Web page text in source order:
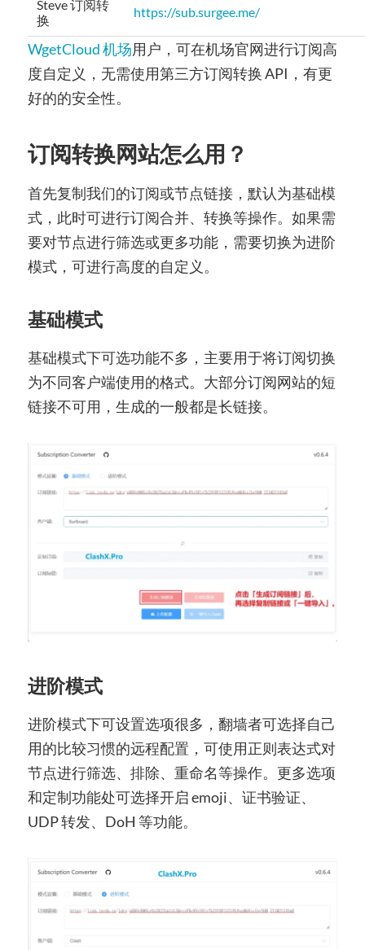
Steve 订阅转
换
https://sub.surgee.me/
WgetCloud 机场用户，可在机场官网进行订阅高
度自定义，无需使用第三方订阅转换 API，有更
好的的安全性。
订阅转换网站怎么用？
首先复制我们的订阅或节点链接，默认为基础模
式，此时可进行订阅合并、转换等操作。如果需
要对节点进行筛选或更多功能，需要切换为进阶
模式，可进行高度的自定义。
基础模式
基础模式下可选功能不多，主要用于将订阅切换
为不同客户端使用的格式。大部分订阅网站的短
链接不可用，生成的一般都是长链接。
进阶模式
进阶模式下可设置选项很多，翻墙者可选择自己
用的比较习惯的远程配置，可使用正则表达式对
节点进行筛选、排除、重命名等操作。更多选项
和定制功能处可选择开启 emoji、证书验证、
UDP 转发、DoH 等功能。